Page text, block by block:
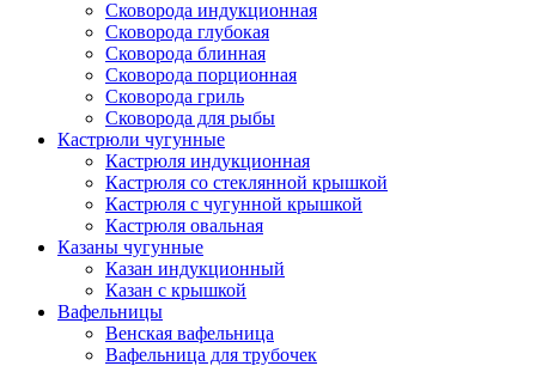
Сковорода индукционная
Сковорода глубокая
Сковорода блинная
Сковорода порционная
Сковорода гриль
Сковорода для рыбы
Кастрюли чугунные
Кастрюля индукционная
Кастрюля со стеклянной крышкой
Кастрюля с чугунной крышкой
Кастрюля овальная
Казаны чугунные
Казан индукционный
Казан с крышкой
Вафельницы
Венская вафельница
Вафельница для трубочек